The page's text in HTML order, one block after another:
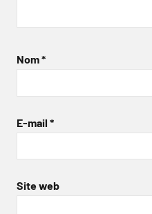
Nom*
E-mail *
Site web